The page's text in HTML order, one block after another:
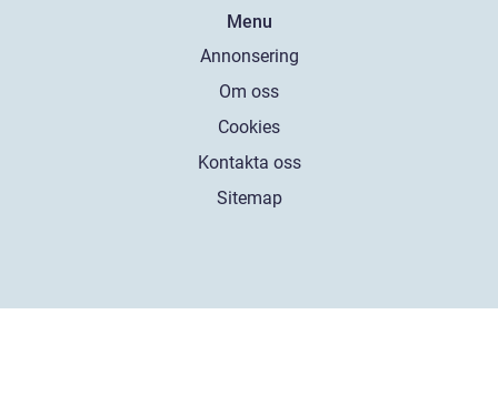
Menu
Annonsering
Om oss
Cookies
Kontakta oss
Sitemap